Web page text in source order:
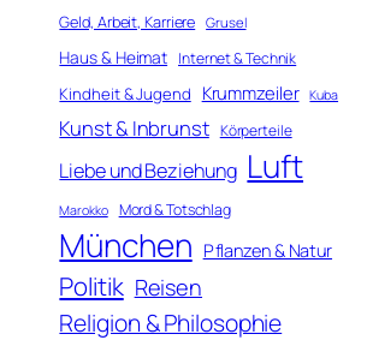
Geld, Arbeit, Karriere Grusel
Haus & Heimat Internet & Technik
Kindheit & Jugend Krummzeiler Kuba
Kunst & Inbrunst Körperteile
Liebe und Beziehung Luft
Marokko Mord & Totschlag
München Pflanzen & Natur
Politik Reisen
Religion & Philosophie